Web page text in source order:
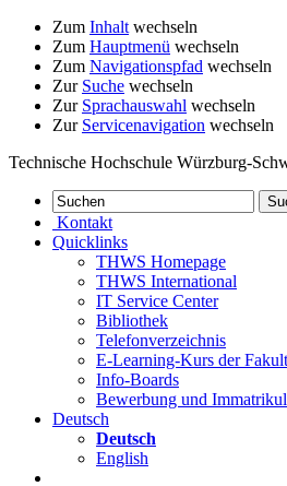
Zum Inhalt wechseln
Zum Hauptmenü wechseln
Zum Navigationspfad wechseln
Zur Suche wechseln
Zur Sprachauswahl wechseln
Zur Servicenavigation wechseln
Technische Hochschule Würzburg-
Kontakt
Quicklinks
THWS Homepage
THWS International
IT Service Center
Bibliothek
Telefonverzeichnis
E-Learning-Kurs der
Info-Boards
Bewerbung und
Deutsch
Deutsch
English